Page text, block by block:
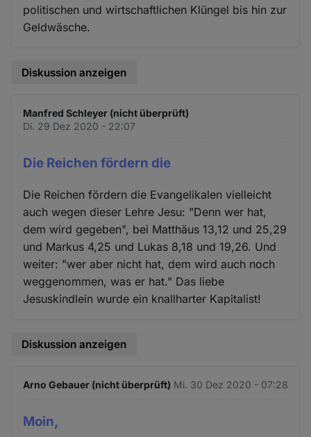
politischen und wirtschaftlichen Klüngel bis hin zur
Geldwäsche.
Diskussion anzeigen
Manfred Schleyer (nicht überprüft)
Di. 29 Dez 2020 - 22:07
Die Reichen fördern die
Die Reichen fördern die Evangelikalen vielleicht
auch wegen dieser Lehre Jesu: "Denn wer hat,
dem wird gegeben", bei Matthäus 13,12 und 25,29
und Markus 4,25 und Lukas 8,18 und 19,26. Und
weiter: "wer aber nicht hat, dem wird auch noch
weggenommen, was er hat." Das liebe
Jesuskindlein wurde ein knallharter Kapitalist!
Diskussion anzeigen
Arno Gebauer (nicht überprüft) Mi. 30 Dez 2020 - 07:28
Moin,